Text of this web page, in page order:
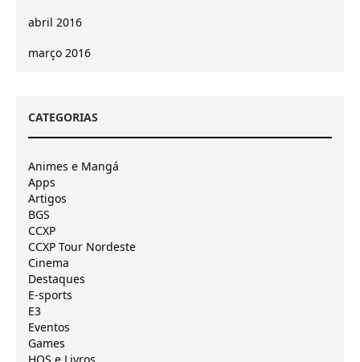
abril 2016
março 2016
CATEGORIAS
Animes e Mangá
Apps
Artigos
BGS
CCXP
CCXP Tour Nordeste
Cinema
Destaques
E-sports
E3
Eventos
Games